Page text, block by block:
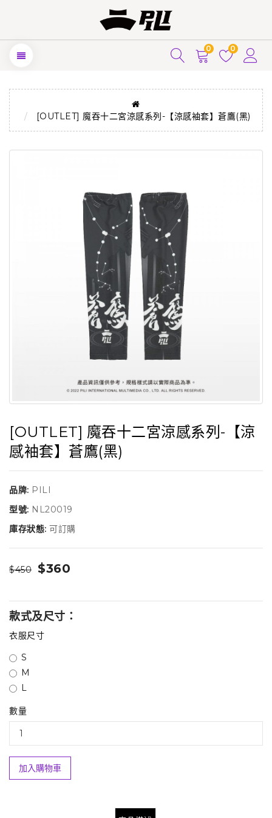
0 0
[OUTLET] 魔吞十二宮涼感系列-【涼感袖套】蒼鷹(黑)
[OUTLET] 魔吞十二宮涼感系列-【涼
感袖套】蒼鷹(黑)
品牌: PILI
型號: NL20019
庫存狀態: 可訂購
$450 $360
款式及尺寸：
衣服尺寸
S
M
L
數量
加入購物車